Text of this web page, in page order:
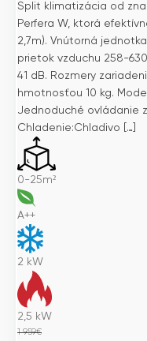
Split klimatizácia od
Perfera W, ktorá
2,7m). Vnútorná
prietok vzduchu 258-
41 dB. Rozmery
hmotnosťou 10 kg.
Jednoduché ovládanie
Chladenie:Chladivo […]
0-25m²
A++
2 kW
2,5 kW
1 959€